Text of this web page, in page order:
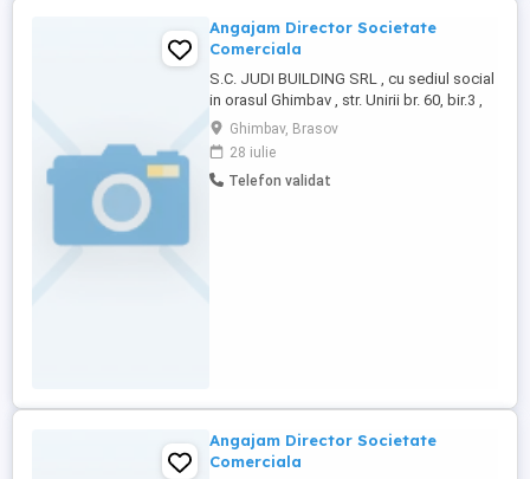
Angajam Director Societate
Comerciala
S.C. JUDI BUILDING SRL , cu sediul social
in orasul Ghimbav , str. Unirii br. 60, bir.3 ,
jud. Brasov , CUI 49796053 , J8 1850 2024
angajeaza : DIRECTOR SOCIETATE
COMERCIALA, cod COR 112004 Se ofera
un salariu brut lunar de 4352 RON Sunati la
Ghimbav, Brasov
28 iulie
Telefon validat
Angajam Director Societate
Comerciala